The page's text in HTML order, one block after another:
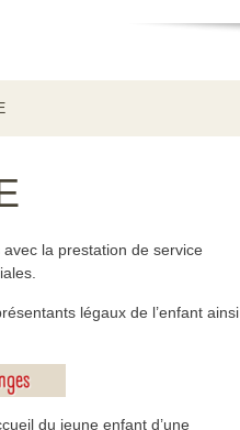
la prestation de service
légaux de l’enfant ainsi
du jeune enfant d’une